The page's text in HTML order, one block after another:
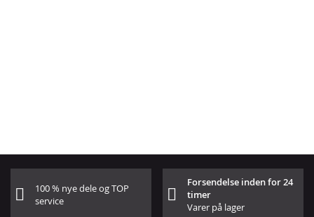
100 % nye dele og TOP
service
Forsendelse inden for 24
timer
Varer på lager